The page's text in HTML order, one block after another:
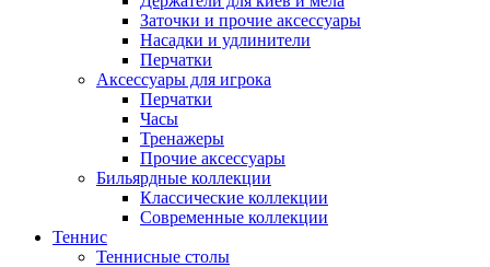
Заточки и прочие аксессуары
Насадки и удлинители
Перчатки
Аксессуары для игрока
Перчатки
Часы
Тренажеры
Прочие аксессуары
Бильярдные коллекции
Классические коллекции
Современные коллекции
Теннис
Теннисные столы